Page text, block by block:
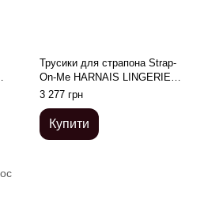
Трусики для страпона Strap-
On-Me HARNAIS LINGERIE
UNIQUE, One Size, червоні
3 277 грн
Купити